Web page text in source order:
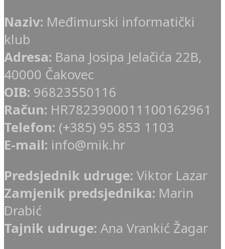
Naziv: Međimurski informatički
klub
Adresa: Bana Josipa Jelačića 22B,
40000 Čakovec
OIB: 96823550116
Račun: HR7823900011100162961
Telefon: (+385) 95 853 1103
E-mail: info@mik.hr
Predsjednik udruge: Viktor Lazar
Zamjenik predsjednika: Marin
Drabić
Tajnik udruge: Ana Vrankić Žagar